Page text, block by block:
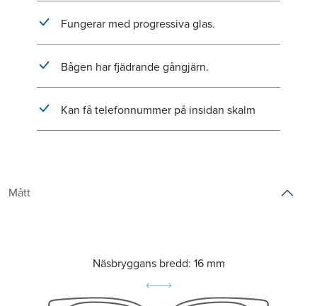
Fungerar med progressiva glas.
Bågen har fjädrande gångjärn.
Kan få telefonnummer på insidan skalm
Mått
Näsbryggans bredd: 16 mm